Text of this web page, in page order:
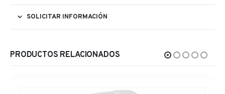
SOLICITAR INFORMACIÓN
PRODUCTOS RELACIONADOS